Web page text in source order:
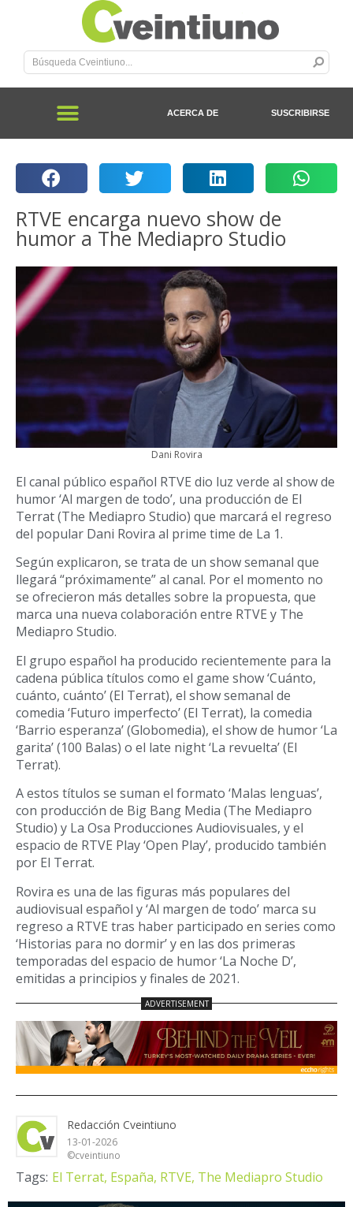
ACERCA DE SUSCRIBIRSE
RTVE encarga nuevo show de
humor a The Mediapro Studio
Dani Rovira
El canal público español RTVE dio luz verde al show de
humor ‘Al margen de todo’, una producción de El
Terrat (The Mediapro Studio) que marcará el regreso
del popular Dani Rovira al prime time de La 1.
Según explicaron, se trata de un show semanal que
llegará “próximamente” al canal. Por el momento no
se ofrecieron más detalles sobre la propuesta, que
marca una nueva colaboración entre RTVE y The
Mediapro Studio.
El grupo español ha producido recientemente para la
cadena pública títulos como el game show ‘Cuánto,
cuánto, cuánto’ (El Terrat), el show semanal de
comedia ‘Futuro imperfecto’ (El Terrat), la comedia
‘Barrio esperanza’ (Globomedia), el show de humor ‘La
garita’ (100 Balas) o el late night ‘La revuelta’ (El
Terrat).
A estos títulos se suman el formato ‘Malas lenguas’,
con producción de Big Bang Media (The Mediapro
Studio) y La Osa Producciones Audiovisuales, y el
espacio de RTVE Play ‘Open Play’, producido también
por El Terrat.
Rovira es una de las figuras más populares del
audiovisual español y ‘Al margen de todo’ marca su
regreso a RTVE tras haber participado en series como
‘Historias para no dormir’ y en las dos primeras
temporadas del espacio de humor ‘La Noche D’,
emitidas a principios y finales de 2021.
Redacción Cveintiuno
13-01-2026
©cveintiuno
Tags: El Terrat, España, RTVE, The Mediapro Studio